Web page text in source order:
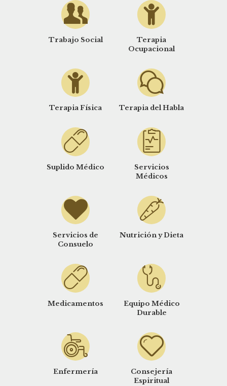
Trabajo Social
Terapia
Ocupacional
Terapia Física Terapia del Habla
Suplido Médico
Servicios
Médicos
Servicios de
Consuelo
Nutrición y Dieta
Medicamentos
Equipo Médico
Durable
Enfermería
Consejería
Espiritual